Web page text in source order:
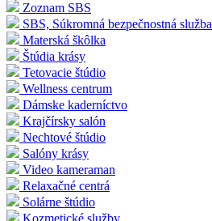
Zoznam SBS
SBS, Súkromná bezpečnostná služba
Materská škôlka
Štúdia krásy
Tetovacie štúdio
Wellness centrum
Dámske kaderníctvo
Krajčírsky salón
Nechtové štúdio
Salóny krásy
Video kameraman
Relaxačné centrá
Solárne štúdio